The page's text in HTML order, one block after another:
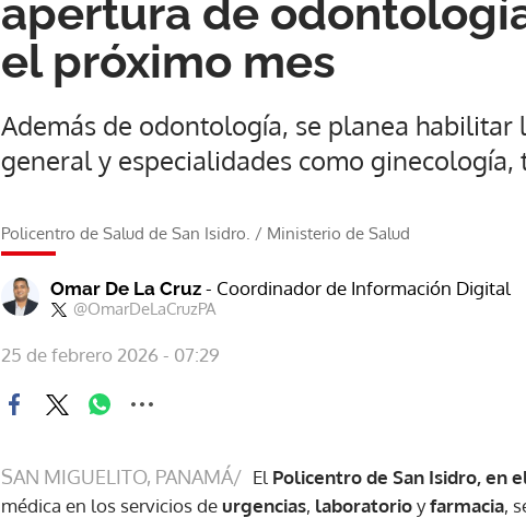
apertura de
el próximo mes
Además de odontología, se planea
general y especialidades como
Policentro de Salud de San Isidro. / Ministerio de Salud
Omar De La Cruz - Coordinador de Información Digital
@OmarDeLaCruzPA
25 de febrero 2026 - 07:29
SAN MIGUELITO, PANAMÁ/ El Policentro de San Isidro, en
médica en los servicios deurgencias, laboratorioyfarmacia,